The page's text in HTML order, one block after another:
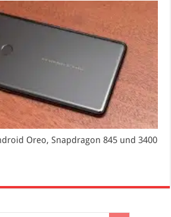
Oreo, Snapdragon 845 und 3400